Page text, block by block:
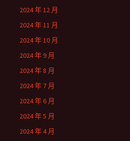
2024 年 12 月
2024 年 11 月
2024 年 10 月
2024 年 9 月
2024 年 8 月
2024 年 7 月
2024 年 6 月
2024 年 5 月
2024 年 4 月